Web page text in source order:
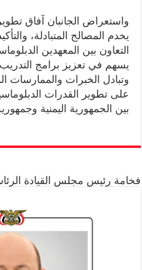
واستعراض الجانبان آفاق
يخدم المصالح المتبادلة،
التعاون بين المعهدين
يسهم في تعزيز برامج التدريب
وتبادل الخبرات والممارسات
على تطوير القدرات
بين الجمهورية اليمنية
فخامة رئيس مجلس القيادة